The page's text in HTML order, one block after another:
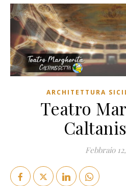
ARCHITETTURA
Teatro
Febbraio